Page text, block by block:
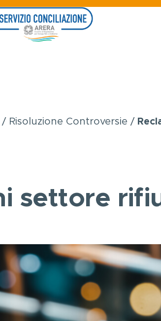
Risoluzione Controversie
settore